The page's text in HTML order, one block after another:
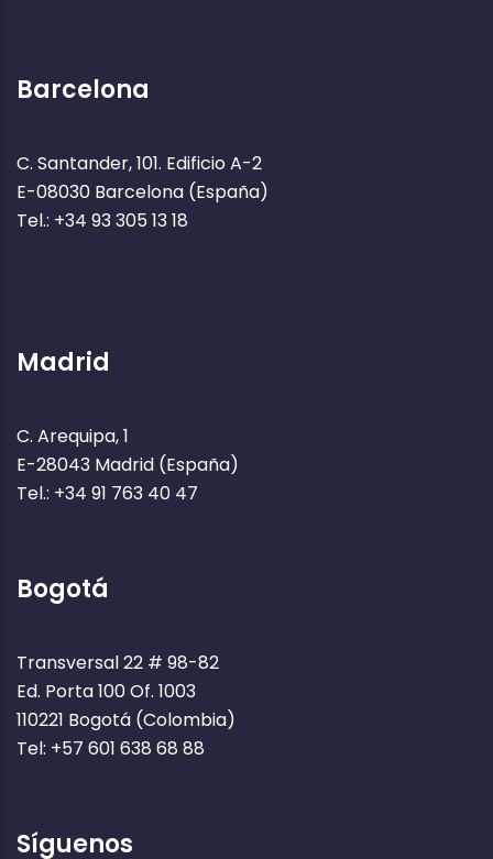
Barcelona
C. Santander, 101. Edificio A-2
E-08030 Barcelona (España)
Tel.: +34 93 305 13 18
Madrid
C. Arequipa, 1
E-28043 Madrid (España)
Tel.: +34 91 763 40 47
Bogotá
Transversal 22 # 98-82
Ed. Porta 100 Of. 1003
110221 Bogotá (Colombia)
Tel: +57 601 638 68 88
Síguenos